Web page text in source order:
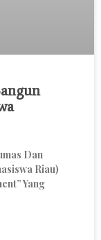
Dan
Riau)
Yang